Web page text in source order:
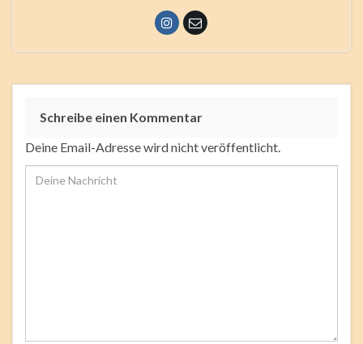
Schreibe einen Kommentar
Deine Email-Adresse wird nicht veröffentlicht.